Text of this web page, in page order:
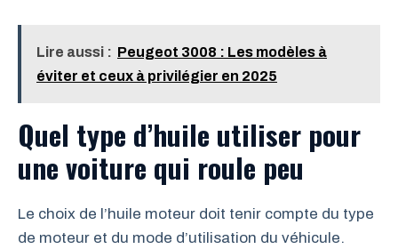
Lire aussi : Peugeot 3008 : Les modèles à
éviter et ceux à privilégier en 2025
Quel type d’huile utiliser pour
une voiture qui roule peu
Le choix de l’huile moteur doit tenir compte du type
de moteur et du mode d’utilisation du véhicule.